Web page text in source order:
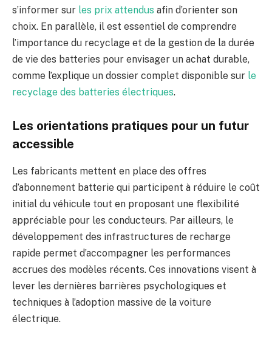
s’informer sur les prix attendus afin d’orienter son
choix. En parallèle, il est essentiel de comprendre
l’importance du recyclage et de la gestion de la durée
de vie des batteries pour envisager un achat durable,
comme l’explique un dossier complet disponible sur le
recyclage des batteries électriques.
Les orientations pratiques pour un futur
accessible
Les fabricants mettent en place des offres
d’abonnement batterie qui participent à réduire le coût
initial du véhicule tout en proposant une flexibilité
appréciable pour les conducteurs. Par ailleurs, le
développement des infrastructures de recharge
rapide permet d’accompagner les performances
accrues des modèles récents. Ces innovations visent à
lever les dernières barrières psychologiques et
techniques à l’adoption massive de la voiture
électrique.